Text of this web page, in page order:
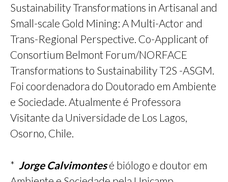
Sustainability Transformations in Artisanal and
Small-scale Gold Mining: A Multi-Actor and
Trans-Regional Perspective. Co-Applicant of
Consortium Belmont Forum/NORFACE
Transformations to Sustainability T2S -ASGM.
Foi coordenadora do Doutorado em Ambiente
e Sociedade. Atualmente é Professora
Visitante da Universidade de Los Lagos,
Osorno, Chile.
* Jorge Calvimontes é biólogo e doutor em